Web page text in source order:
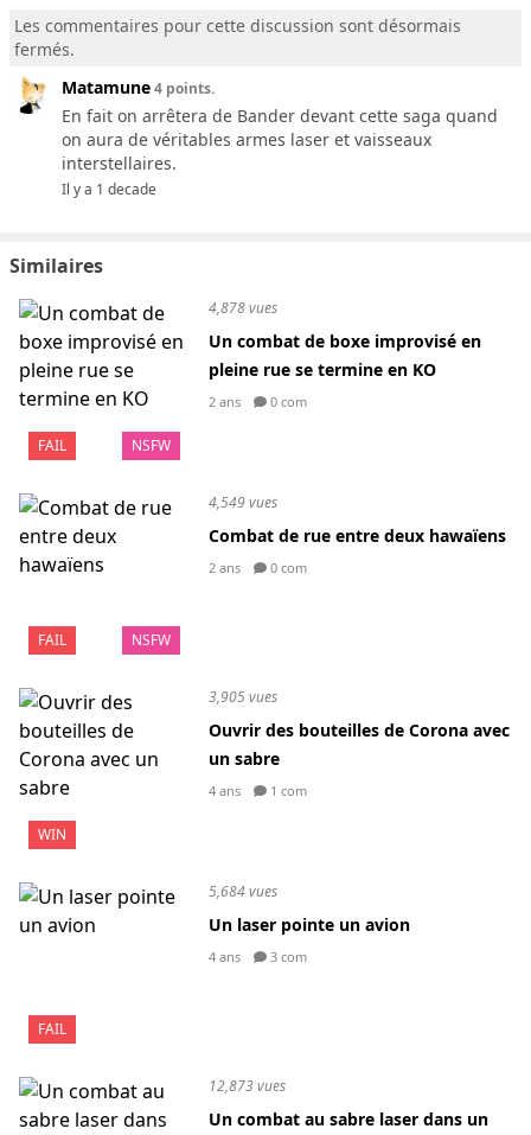
Les commentaires pour cette discussion sont désormais
fermés.
Matamune4 points.
En fait on arrêtera de Bander devant cette saga quand
on aura de véritables armes laser et vaisseaux
interstellaires.
Il y a 1 decade
Similaires
FAIL NSFW
4,878 vues
Un combat de boxe improvisé en
pleine rue se termine en KO
2 ans 0 com
FAIL NSFW
4,549 vues
Combat de rue entre deux hawaïens
2 ans 0 com
WIN
3,905 vues
Ouvrir des bouteilles de Corona avec
un sabre
4 ans 1 com
FAIL
5,684 vues
Un laser pointe un avion
4 ans 3 com
12,873 vues
Un combat au sabre laser dans un